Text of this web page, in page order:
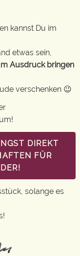
kannst Du im
etwas sein,
Ausdruck bringen
verschenken 😉
DIREKT
FÜR
solange es